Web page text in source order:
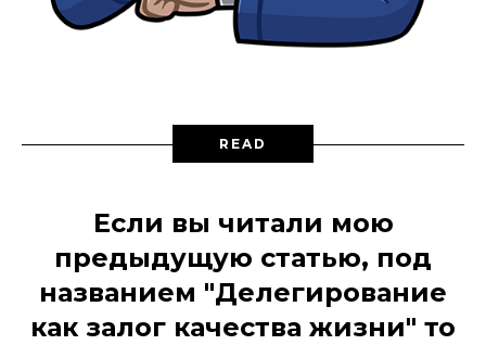
READ
Если вы читали мою
предыдущую статью, под
названием "Делегирование
как залог качества жизни" то